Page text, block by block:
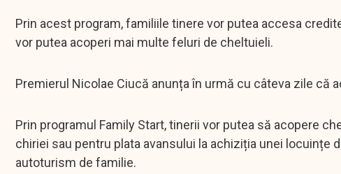
Prin acest program, familiile tinere vor putea accesa
vor putea acoperi mai multe feluri de cheltuieli.
Premierul Nicolae Ciucă anunța în urmă cu câteva zile că
Prin programul Family Start, tinerii vor putea să acopere
chiriei sau pentru plata avansului la achiziția unei locuințe
autoturism de familie.